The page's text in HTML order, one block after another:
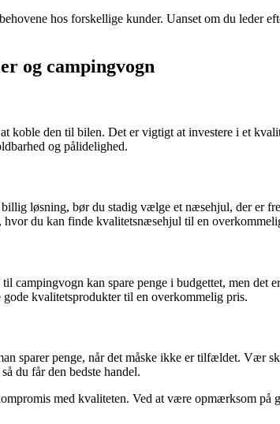
hos forskellige kunder. Uanset om du leder
og campingvogn
den til bilen. Det er vigtigt at investere i et
og pålidelighed.
løsning, bør du stadig vælge et næsehjul, der er
du kan finde kvalitetsnæsehjul til en
campingvogn kan spare penge i budgettet, men det
kvalitetsprodukter til en overkommelig pris.
sparer penge, når det måske ikke er tilfældet. Vær
du får den bedste handel.
med kvaliteten. Ved at være opmærksom på